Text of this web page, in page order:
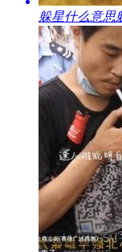
躲星什么意思